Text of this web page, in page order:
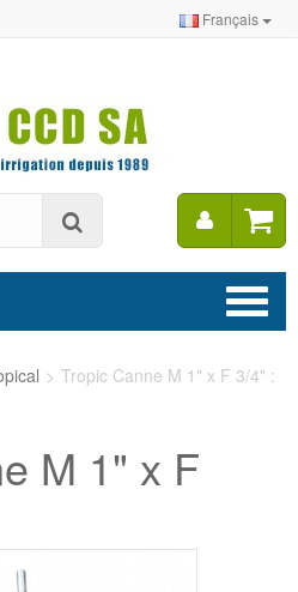
Français
Mon
> Tropic Canne M 1" x F 3/4" :
M 1" x F